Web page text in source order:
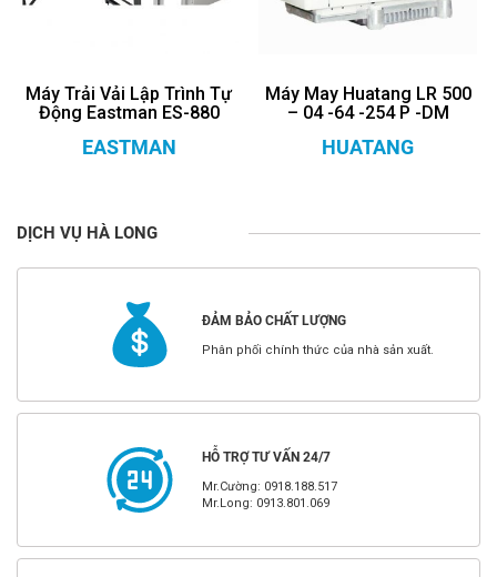
Máy Trải Vải Lập Trình Tự
Động Eastman ES-880
EASTMAN
Máy May Huatang LR 500
– 04 -64 -254 P -DM
HUATANG
DỊCH VỤ HÀ LONG
ĐẢM BẢO CHẤT LƯỢNG
Phân phối chính thức của nhà sản xuất.
HỖ TRỢ TƯ VẤN 24/7
Mr.Cường: 0918.188.517
Mr.Long: 0913.801.069